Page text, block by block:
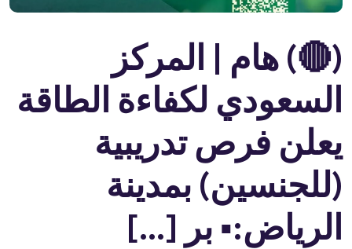
(🔴) هام | المركز
السعودي لكفاءة الطاقة
يعلن فرص تدريبية
(للجنسين) بمدينة
الرياض:▪️ بر […]